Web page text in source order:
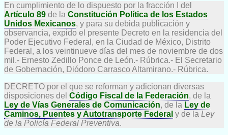
En cumplimiento de lo dispuesto por la fracción I del
Artículo 89 de la Constitución Política de los Estados
Unidos Mexicanos, y para su debida publicación y
observancia, expido el presente Decreto en la residencia del
Poder Ejecutivo Federal, en la Ciudad de México, Distrito
Federal, a los veintinueve días del mes de noviembre de dos
mil.- Ernesto Zedillo Ponce de León.- Rúbrica.- El Secretario
de Gobernación, Diódoro Carrasco Altamirano.- Rúbrica.
DECRETO por el que se reforman y adicionan diversas
disposiciones del Código Fiscal de la Federación, de la
Ley de Vías Generales de Comunicación, de la Ley de
Caminos, Puentes y Autotransporte Federal y de la Ley
de la Policía Federal Preventiva.